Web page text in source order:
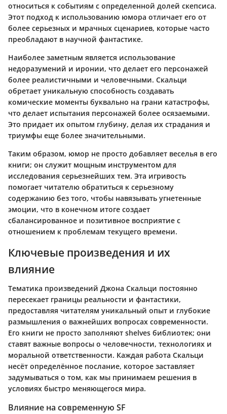
относиться к событиям с определенной долей скепсиса.
Этот подход к использованию юмора отличает его от
более серьезных и мрачных сценариев, которые часто
преобладают в научной фантастике.
Наиболее заметным является использование
недоразумений и иронии, что делает его персонажей
более реалистичными и человечными. Скальци
обретает уникальную способность создавать
комические моменты буквально на грани катастрофы,
что делает испытания персонажей более осязаемыми.
Это придает их опытом глубину, делая их страдания и
триумфы еще более значительными.
Таким образом, юмор не просто добавляет веселья в его
книги; он служит мощным инструментом для
исследования серьезнейших тем. Эта игривость
помогает читателю обратиться к серьезному
содержанию без того, чтобы навязывать угнетенные
эмоции, что в конечном итоге создает
сбалансированное и позитивное восприятие с
отношением к проблемам текущего времени.
Ключевые произведения и их
влияние
Тематика произведений Джона Скальци постоянно
пересекает границы реальности и фантастики,
предоставляя читателям уникальный опыт и глубокие
размышления о важнейших вопросах современности.
Его книги не просто заполняют shelves библиотек; они
ставят важные вопросы о человечности, технологиях и
моральной ответственности. Каждая работа Скальци
несёт определённое послание, которое заставляет
задумываться о том, как мы принимаем решения в
условиях быстро меняющегося мира.
Влияние на современную SF